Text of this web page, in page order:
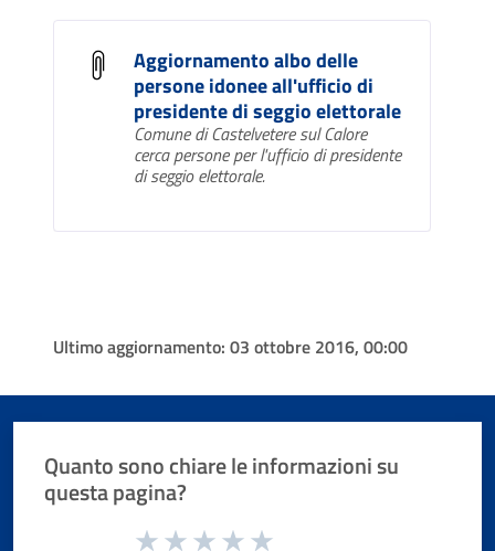
Aggiornamento albo delle
persone idonee all'ufficio di
presidente di seggio elettorale
Comune di Castelvetere sul Calore
cerca persone per l'ufficio di presidente
di seggio elettorale.
Ultimo aggiornamento: 03 ottobre 2016, 00:00
Quanto sono chiare le informazioni su
questa pagina?
Valuta da 1 a 5 stelle la pagina